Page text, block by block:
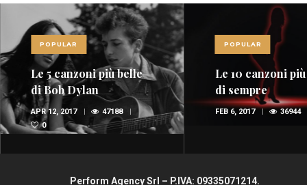
POPULAR
Le 5 canzoni più belle
di Bob Dylan
APR 12, 2017
47188
0
POPULAR
Le 10 canzoni
di sempre
FEB 6, 2017 36944
Perform Agency Srl – P.IVA: 09335071214.